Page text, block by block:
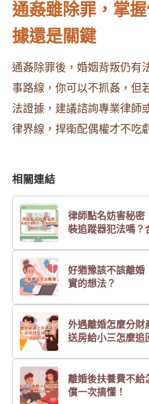
通姦雖除罪，掌
據還是關鍵
通姦除罪後，婚姻背叛仍有
事路線，你可以不抓姦，但
法證據，建議諮詢專業律師
律界線，捍衛配偶權才不吃
相關連結
律師點名妨害秘密
裝追蹤器犯法嗎？
好猶豫該不該離婚
實的想法？
外遇離婚怎麼分財
送房給小三怎麼追
離婚後扶養費不給
償一次搞懂！